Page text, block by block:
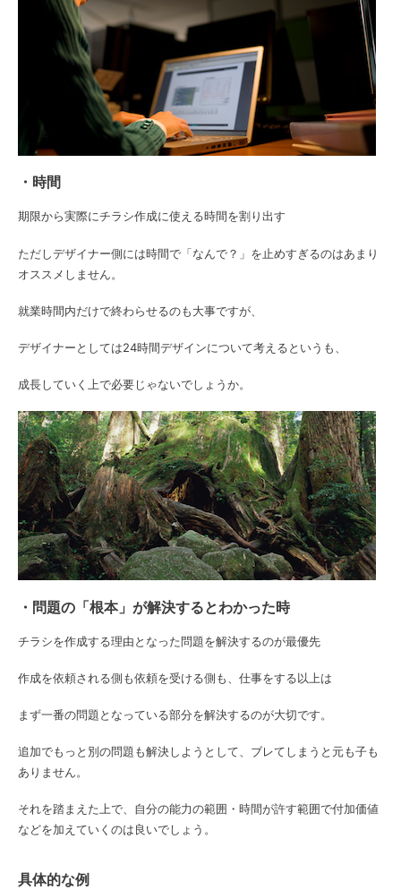
・時間
期限から実際にチラシ作成に使える時間を割り出す
ただしデザイナー側には時間で「なんで？」を止めすぎるのはあまり
オススメしません。
就業時間内だけで終わらせるのも大事ですが、
デザイナーとしては24時間デザインについて考えるというも、
成長していく上で必要じゃないでしょうか。
・問題の「根本」が解決するとわかった時
チラシを作成する理由となった問題を解決するのが最優先
作成を依頼される側も依頼を受ける側も、仕事をする以上は
まず一番の問題となっている部分を解決するのが大切です。
追加でもっと別の問題も解決しようとして、ブレてしまうと元も子も
ありません。
それを踏まえた上で、自分の能力の範囲・時間が許す範囲で付加価値
などを加えていくのは良いでしょう。
具体的な例